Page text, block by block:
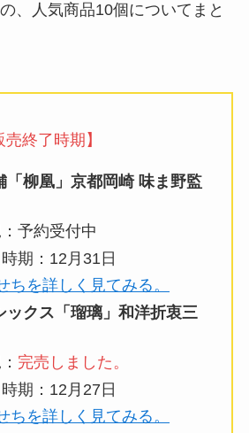
、人気商品10個についてまと
売終了時期】
「柳凰」京都岡崎 味ま野監
：予約受付中
期：12月31日
ちを詳しく見てみる。
ックス「瑠璃」和洋折衷三
完売しました。
期：12月27日
ちを詳しく見てみる。